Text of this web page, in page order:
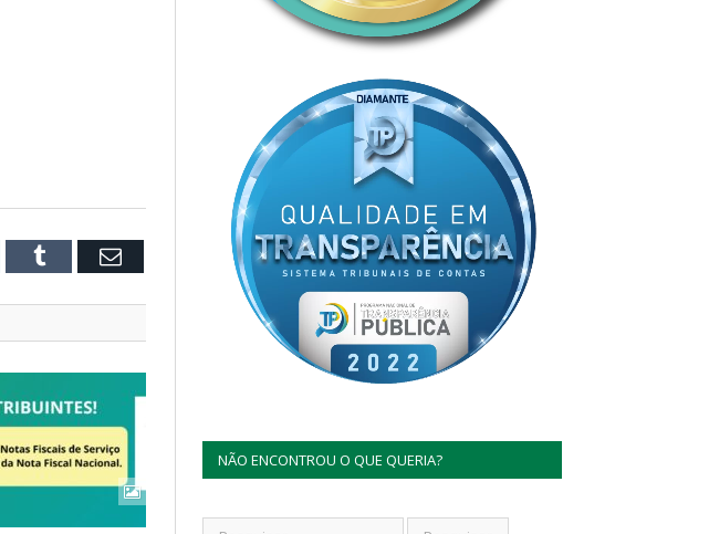
Tumblr Email
NÃO ENCONTROU O QUE QUERIA?